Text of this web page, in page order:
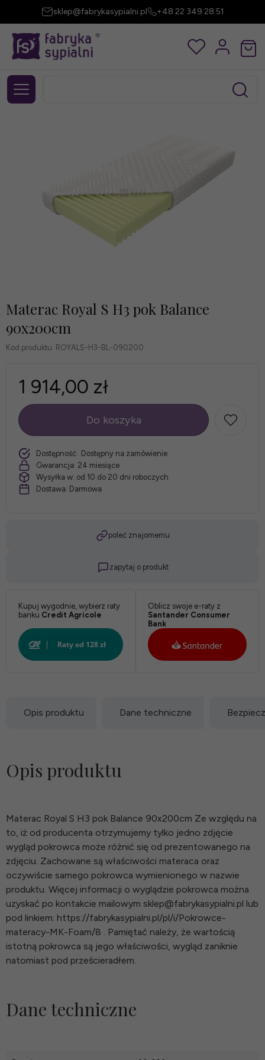
sklep@fabrykasypialni.pl +48 22 349 28 51
Materac Royal S H3 pok Balance
90x200cm
Kod produktu: ROYALS-H3-BL-090200
1 914,00 zł
szt.
Do koszyka
Dostępność: Dostępny na zamówienie
Gwarancja: 24 miesiące
Wysyłka w: od 10 do 20 dni roboczych
Dostawa: Darmowa
poleć znajomemu
zapytaj o produkt
Kupuj wygodnie, wybierz raty
banku Credit Agricole
Oblicz swoje e-raty z
Santander Consumer
Bank
Opis produktu Dane techniczne
Opis produktu
Materac Royal S H3 pok Balance 90x200cm Ze względu na
to, iż od producenta otrzymujemy tylko jedno zdjęcie
wygląd pokrowca może różnić się od prezentowanego na
zdjęciu. Zachowane są właściwości materaca oraz
oczywiście samego pokrowca wymienionego w nazwie
produktu. Więcej informacji o wyglądzie pokrowca można
uzyskać po kontakcie mailowym sklep@fabrykasypialni.pl lub
pod linkiem: https://fabrykasypialni.pl/pl/i/Pokrowce-
materacy-MK-Foam/8 . Pamiętać należy, że wartością
istotną pokrowca są jego właściwości, wygląd zaniknie
natomiast pod prześcieradłem.
Dane techniczne